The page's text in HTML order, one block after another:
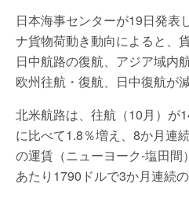
日本海事センターが19日発表
ナ貨物荷動き動向によると、
日中航路の復航、アジア域内
欧州往航・復航、日中復航が減
北米航路は、往航（10月）が
に比べて1.8％増え、8か月連
の運賃（ニューヨーク-塩田
あたり1790ドルで3か月連続の